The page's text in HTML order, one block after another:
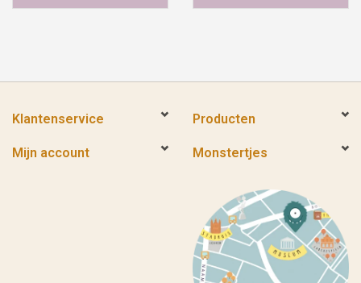
Klantenservice Producten
Mijn account Monstertjes